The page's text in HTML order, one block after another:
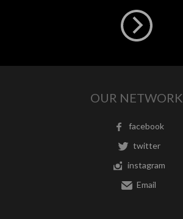
OUR NETWORK
facebook
twitter
instagram
Email